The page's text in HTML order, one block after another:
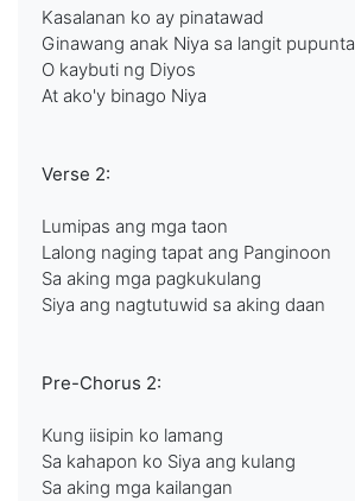
Kasalanan ko ay pinatawad
Ginawang anak Niya sa langit pupunta
O kaybuti ng Diyos
At ako'y binago Niya
Verse 2:
Lumipas ang mga taon
Lalong naging tapat ang Panginoon
Sa aking mga pagkukulang
Siya ang nagtutuwid sa aking daan
Pre-Chorus 2:
Kung iisipin ko lamang
Sa kahapon ko Siya ang kulang
Sa aking mga kailangan